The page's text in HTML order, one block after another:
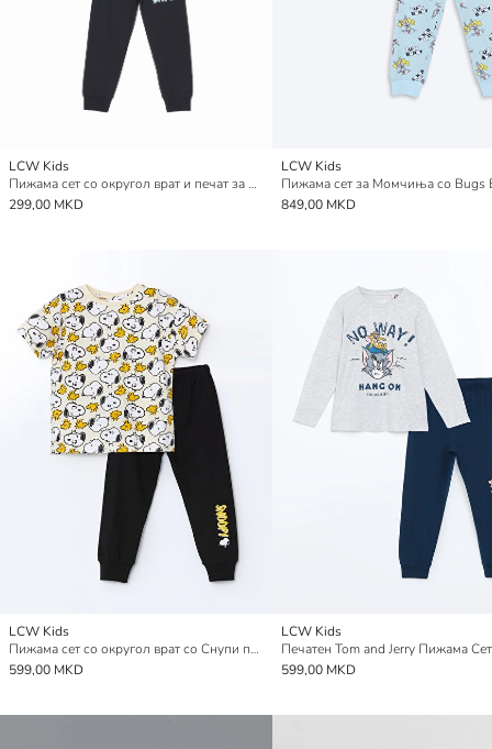
LCW Kids
Пижама сет со округол врат и печат за момчиња
299,00 MKD
LCW Kids
849,00 MKD
LCW Kids
Пижама сет со округол врат со Снупи принт за момчиња
599,00 MKD
LCW Kids
599,00 MKD